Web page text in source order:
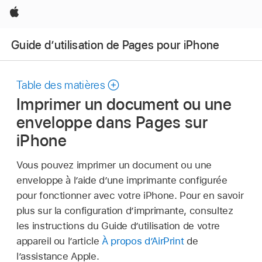
Apple
Guide d’utilisation de Pages pour iPhone
Table des matières
Imprimer un document ou une
enveloppe dans Pages sur
iPhone
Vous pouvez imprimer un document ou une
enveloppe à l’aide d’une imprimante configurée
pour fonctionner avec votre iPhone. Pour en savoir
plus sur la configuration d’imprimante, consultez
les instructions du Guide d’utilisation de votre
appareil ou l’article À propos d’AirPrintde
l’assistance Apple.